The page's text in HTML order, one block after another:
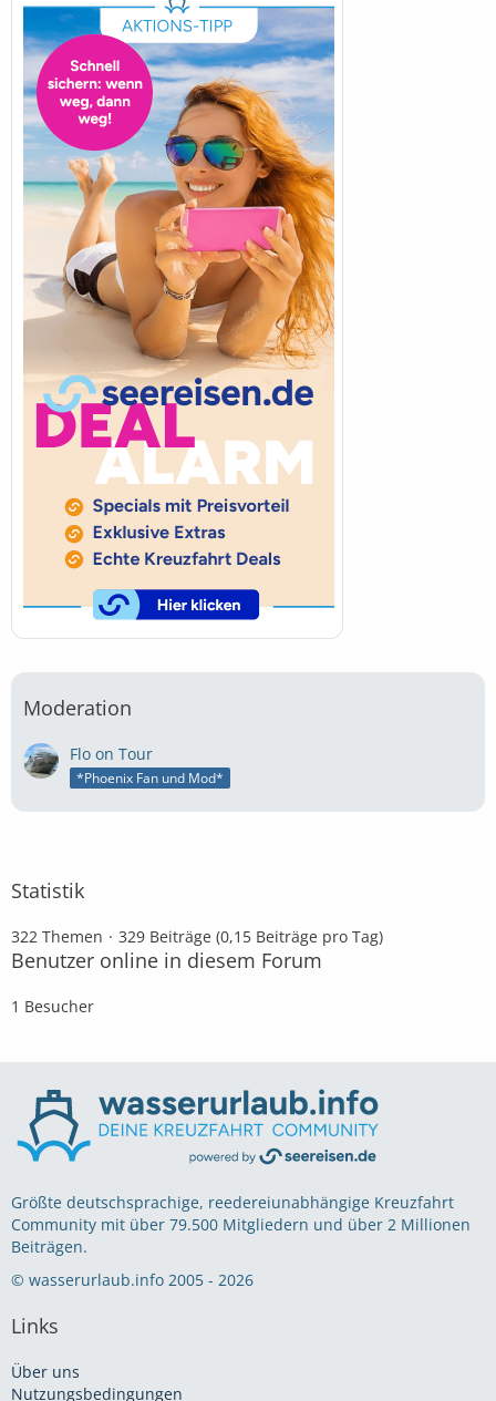
Moderation
Flo on Tour
*Phoenix Fan und Mod*
Statistik
322 Themen 329 Beiträge (0,15 Beiträge pro Tag)
Benutzer online in diesem Forum
1 Besucher
Größte deutschsprachige, reedereiunabhängige Kreuzfahrt
Community mit über 79.500 Mitgliedern und über 2 Millionen
Beiträgen.
© wasserurlaub.info 2005 - 2026
Links
Über uns
Nutzungsbedingungen